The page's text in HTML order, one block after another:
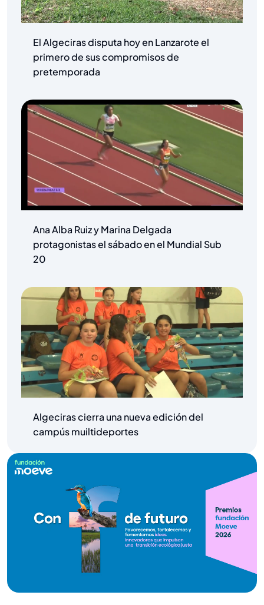
El Algeciras disputa hoy en Lanzarote el
primero de sus compromisos de
pretemporada
Ana Alba Ruiz y Marina Delgada
protagonistas el sábado en el Mundial Sub
20
Algeciras cierra una nueva edición del
campús muiltideportes